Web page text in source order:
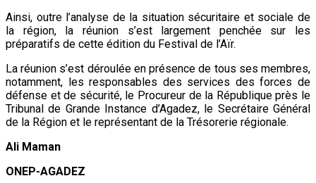
Ainsi, outre l’analyse de la situation sécuritaire et sociale de
la région, la réunion s’est largement penchée sur les
préparatifs de cette édition du Festival de l’Aïr.
La réunion s’est déroulée en présence de tous ses membres,
notamment, les responsables des services des forces de
défense et de sécurité, le Procureur de la République près le
Tribunal de Grande Instance d’Agadez, le Secrétaire Général
de la Région et le représentant de la Trésorerie régionale.
Ali Maman
ONEP-AGADEZ